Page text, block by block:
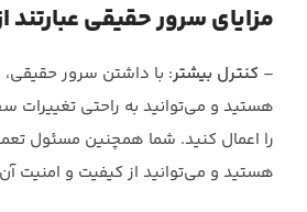
مزایای سرور حقیقی عبارتند
– کنترل بیشتر: با داشتن سرور
هستید و می‌توانید به راحتی تغییرات
را اعمال کنید. شما همچنین مسئول
هستید و می‌توانید از کیفیت و امنیت